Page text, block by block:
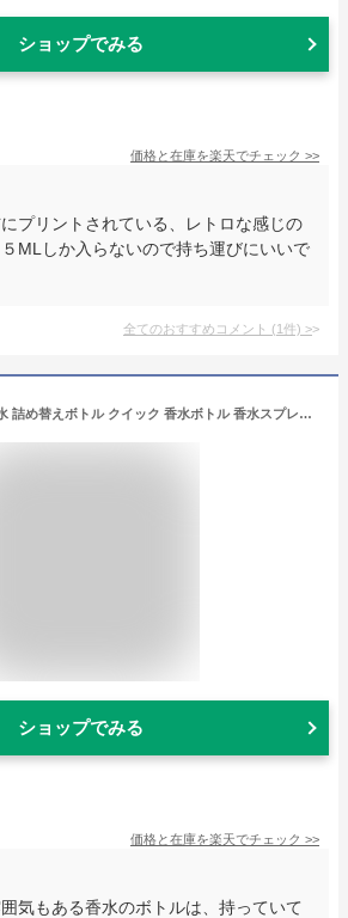
ショップでみる
価格と在庫を楽天でチェック >>
プリントされている、レトロな感じの
MLしか入らないので持ち運びにいいで
全てのおすすめコメント (1件) >
アトマイザー 香水 詰め替えボトル クイック 香水ボトル 香水スプレー 携帯 おしゃれ かわいい ミニボトル コンパクト 旅行 パフューム コロン 高級感 霧噴射 簡単 5ml デート 送料無料
ショップでみる
価格と在庫を楽天でチェック >>
気もある香水のボトルは、持っていて